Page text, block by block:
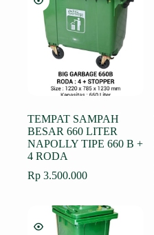
TEMPAT SAMPAH
BESAR 660 LITER
NAPOLLY TIPE 660 B +
4 RODA
Rp 3.500.000